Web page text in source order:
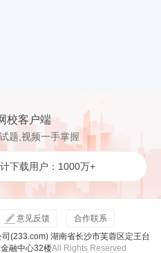
校客户端
题,视频一手掌握
下载用户：1000万+
意见反馈
合作联系
(233.com) 湖南省长沙市芙蓉区定王台
融中心32楼All Rights Reserved